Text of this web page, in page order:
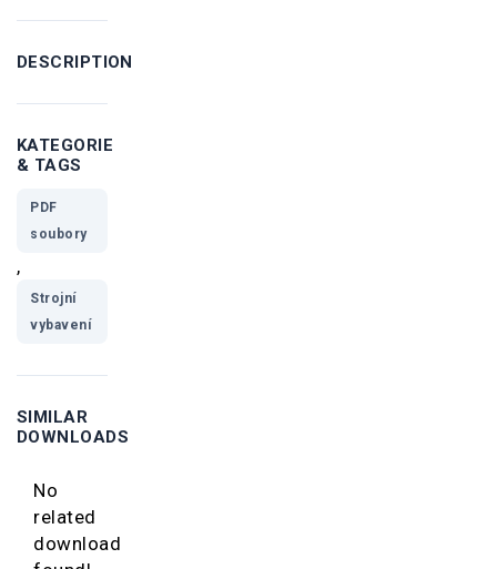
DESCRIPTION
KATEGORIE
& TAGS
PDF
soubory
,
Strojní
vybavení
SIMILAR
DOWNLOADS
No
related
download